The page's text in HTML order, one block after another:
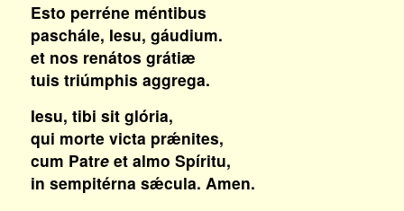
Esto perréne méntibus
paschále, Iesu, gáudium.
et nos renátos grátiæ
tuis triúmphis aggrega.
Iesu, tibi sit glória,
qui morte victa prǽnites,
cum Patreet almo Spíritu,
in sempitérna sǽcula. Amen.